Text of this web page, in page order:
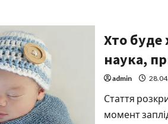
у
Хто буде
наука,
admin
Стаття
момент